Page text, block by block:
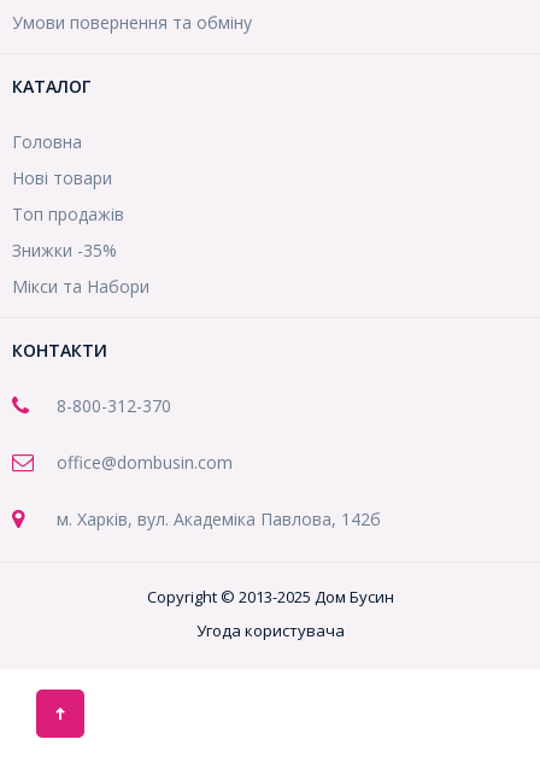
Умови повернення та обміну
КАТАЛОГ
Головна
Нові товари
Топ продажів
Знижки -35%
Мікси та Набори
КОНТАКТИ
8-800-312-370
office@dombusin.com
м. Харків, вул. Академіка Павлова, 142б
Copyright © 2013-2025 Дом Бусин
Угода користувача